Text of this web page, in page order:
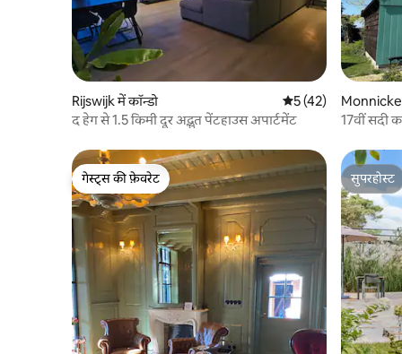
Rijswijk में कॉन्डो औसत रेटिंग 5 में से 5, 42
5 (42)
द हेग से 1.5 किमी दूर अद्भुत पेंटहाउस अपार्टमेंट
17वीं सदी
गेस्ट्स की फ़ेवरेट
गेस्ट्स की फ़ेवरेट
सुपरहोस्ट
सुपरहोस्ट